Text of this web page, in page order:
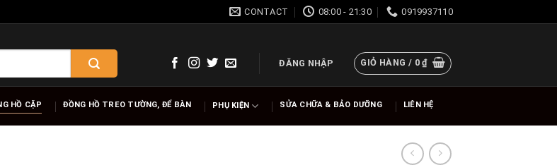
CONTACT 08:00 - 21:30 0919937110
ĐĂNG NHẬP GIỎ HÀNG / 0₫
HỒ CẶP ĐỒNG HỒ TREO TƯỜNG, ĐỂ BÀN PHỤ KIỆN SỬA CHỮA & BẢO DƯỠNG LIÊN HỆ